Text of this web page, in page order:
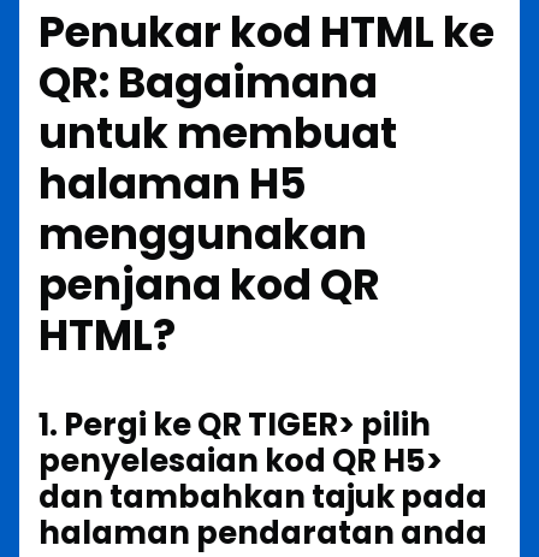
Penukar kod HTML ke
QR: Bagaimana
untuk membuat
halaman H5
menggunakan
penjana kod QR
HTML?
1. Pergi ke QR TIGER> pilih
penyelesaian kod QR H5>
dan tambahkan tajuk pada
halaman pendaratan anda